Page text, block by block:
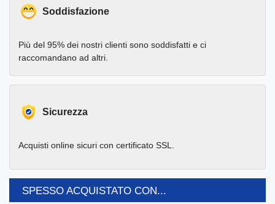
Soddisfazione
Più del 95% dei nostri clienti sono soddisfatti e ci
raccomandano ad altri.
Sicurezza
Acquisti online sicuri con certificato SSL.
SPESSO ACQUISTATO CON...